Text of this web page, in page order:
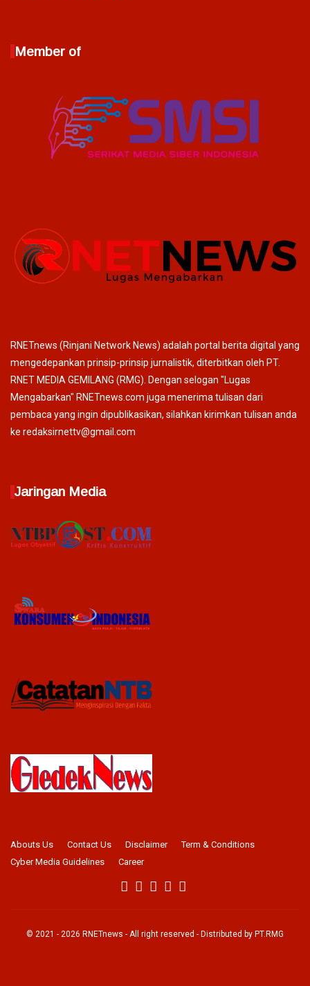
Member of
RNETnews (Rinjani Network News) adalah portal berita digital yang
mengedepankan prinsip-prinsip jurnalistik, diterbitkan oleh PT.
RNET MEDIA GEMILANG (RMG). Dengan selogan "Lugas
Mengabarkan" RNETnews.com juga menerima tulisan dari
pembaca yang ingin dipublikasikan, silahkan kirimkan tulisan anda
ke redaksirnettv@gmail.com
Jaringan Media
Abouts Us Contact Us Disclaimer
Term & Conditions
Cyber Media Guidelines
Career
© 2021 - 2026 RNETnews - All right reserved - Distributed by PT.RMG